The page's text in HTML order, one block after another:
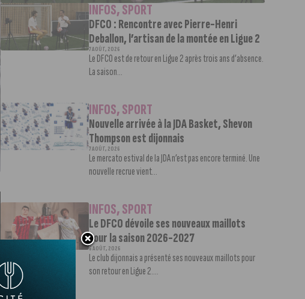
INFOS,SPORT
DFCO : Rencontre avec Pierre-Henri
Deballon, l’artisan de la montée en Ligue 2
7 AOÛT, 2026
Le DFCO est de retour en Ligue 2 après trois ans d’absence.
La saison...
INFOS,SPORT
Nouvelle arrivée à la JDA Basket, Shevon
Thompson est dijonnais
7 AOÛT, 2026
Le mercato estival de la JDA n’est pas encore terminé. Une
nouvelle recrue vient...
INFOS,SPORT
Le DFCO dévoile ses nouveaux maillots
pour la saison 2026-2027
6 AOÛT, 2026
Le club dijonnais a présenté ses nouveaux maillots pour
son retour en Ligue 2....